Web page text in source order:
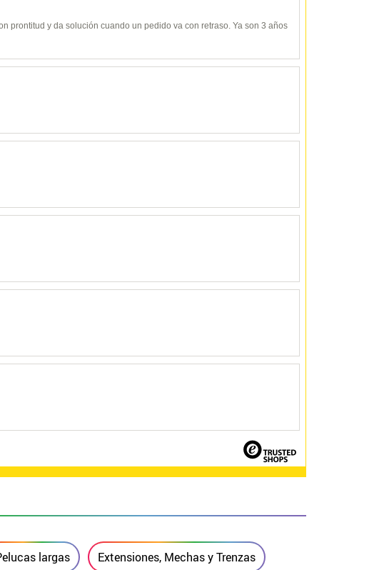
prontitud y da solución cuando un pedido va con retraso. Ya son 3 años
largas Extensiones, Mechas y Trenzas